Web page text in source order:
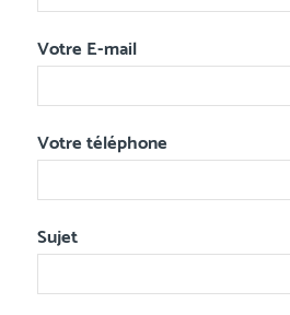
Votre E-mail
Votre téléphone
Sujet